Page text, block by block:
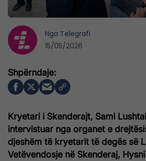
Kryetari i Skenderajt, Sami
intervistuar nga organet e
djeshëm të kryetarit të degës së
Vetëvendosje në Skenderaj,
Nga Telegrafi
15/05/2026